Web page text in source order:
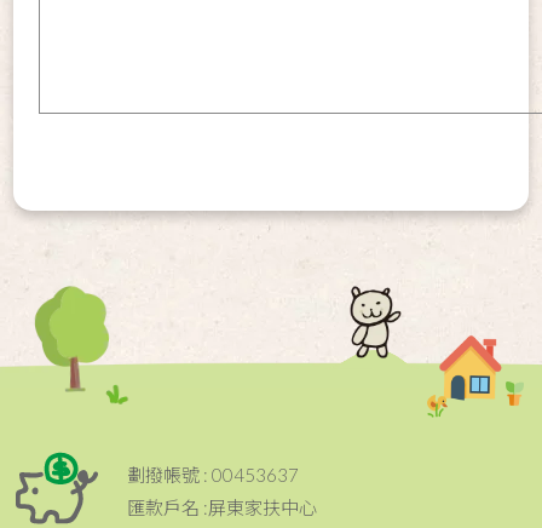
劃撥帳號 : 00453637
匯款戶名 :屏東家扶中心